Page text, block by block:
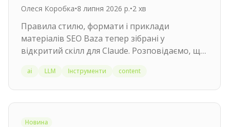
Олеся Коробка•8 липня 2026 р.•2 хв
Правила стилю, формати і приклади
матеріалів SEO Baza тепер зібрані у
відкритий скілл для Claude. Розповідаємо, що
ai LLM Інструменти content
Новина